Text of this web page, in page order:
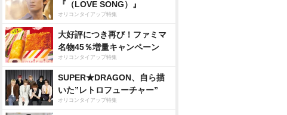
『（LOVE SONG）』
オリコンタイアップ特集
大好評につき再び！ファミマ
名物45％増量キャンペーン
オリコンタイアップ特集
SUPER★DRAGON、自ら描
いた”レトロフューチャー”
オリコンタイアップ特集